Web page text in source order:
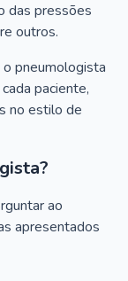
das pressões
outros.
pneumologista
paciente,
no estilo de
ao
apresentados